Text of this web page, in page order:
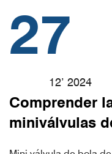
27
12’ 2024
Comprender
miniválvulas